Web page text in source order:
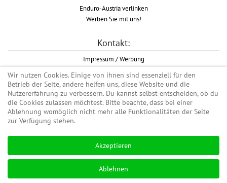
Enduro-Austria verlinken
Werben Sie mit uns!
Kontakt:
Impressum / Werbung
Datenschutzinformation
Informationspflicht WKO
AGB
Begriff "Enduro" auf Wikipedia
#enduroaustria, #wirlebenenduro #enduroaustriaracingteam
Enduro-Austria, Enduro, Endurosport, Endurocross, Endurotraining, Endurotouren,
Endurorennen, Hardenduro, Extreme Enduro
Wir nutzen Cookies. Einige von ihnen sind essenziell für den
Betrieb der Seite, andere helfen uns, diese Website und die
Nutzererfahrung zu verbessern. Du kannst selbst entscheiden, ob du
die Cookies zulassen möchtest. Bitte beachte, dass bei einer
Ablehnung womöglich nicht mehr alle Funktionalitäten der Seite
zur Verfügung stehen.
Akzeptieren
Ablehnen